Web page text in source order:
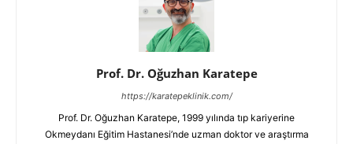
Prof. Dr. Oğuzhan Karatepe
https://karatepeklinik.com/
Prof. Dr. Oğuzhan Karatepe, 1999 yılında tıp kariyerine
Okmeydanı Eğitim Hastanesi’nde uzman doktor ve araştırma